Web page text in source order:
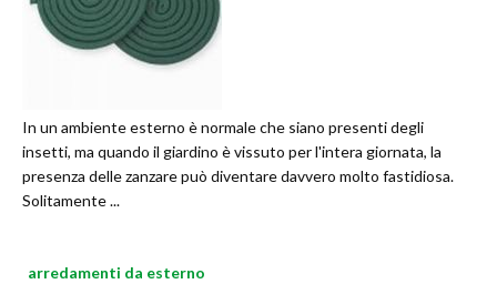
In un ambiente esterno è normale che siano presenti degli
insetti, ma quando il giardino è vissuto per l'intera giornata, la
presenza delle zanzare può diventare davvero molto fastidiosa.
Solitamente ...
arredamenti da esterno